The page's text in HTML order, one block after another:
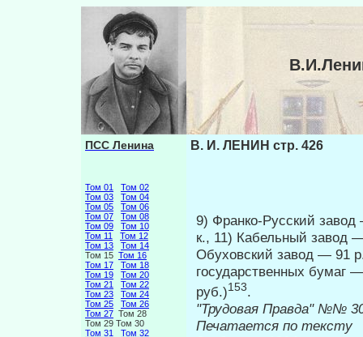
ПСС Ленина
Том 01
Том 02
Том 03
Том 04
Том 05
Том 06
Том 07
Том 08
Том 09
Том 10
Том 11
Том 12
Том 13
Том 14
Том 15 Том 16
Том 17
Том 18
Том 19
Том 20
Том 21
Том 22
Том 23
Том 24
Том 25
Том 26
Том 27 Том 28
Том 29 Том 30
Том 31
Том 32
В. И. ЛЕНИН стр. 426
9) Франко-Русский
к., 11) Кабельный завод
Обуховский завод — 91
государственных бумаг
руб.)153.
"Трудовая
Печатается по тексту